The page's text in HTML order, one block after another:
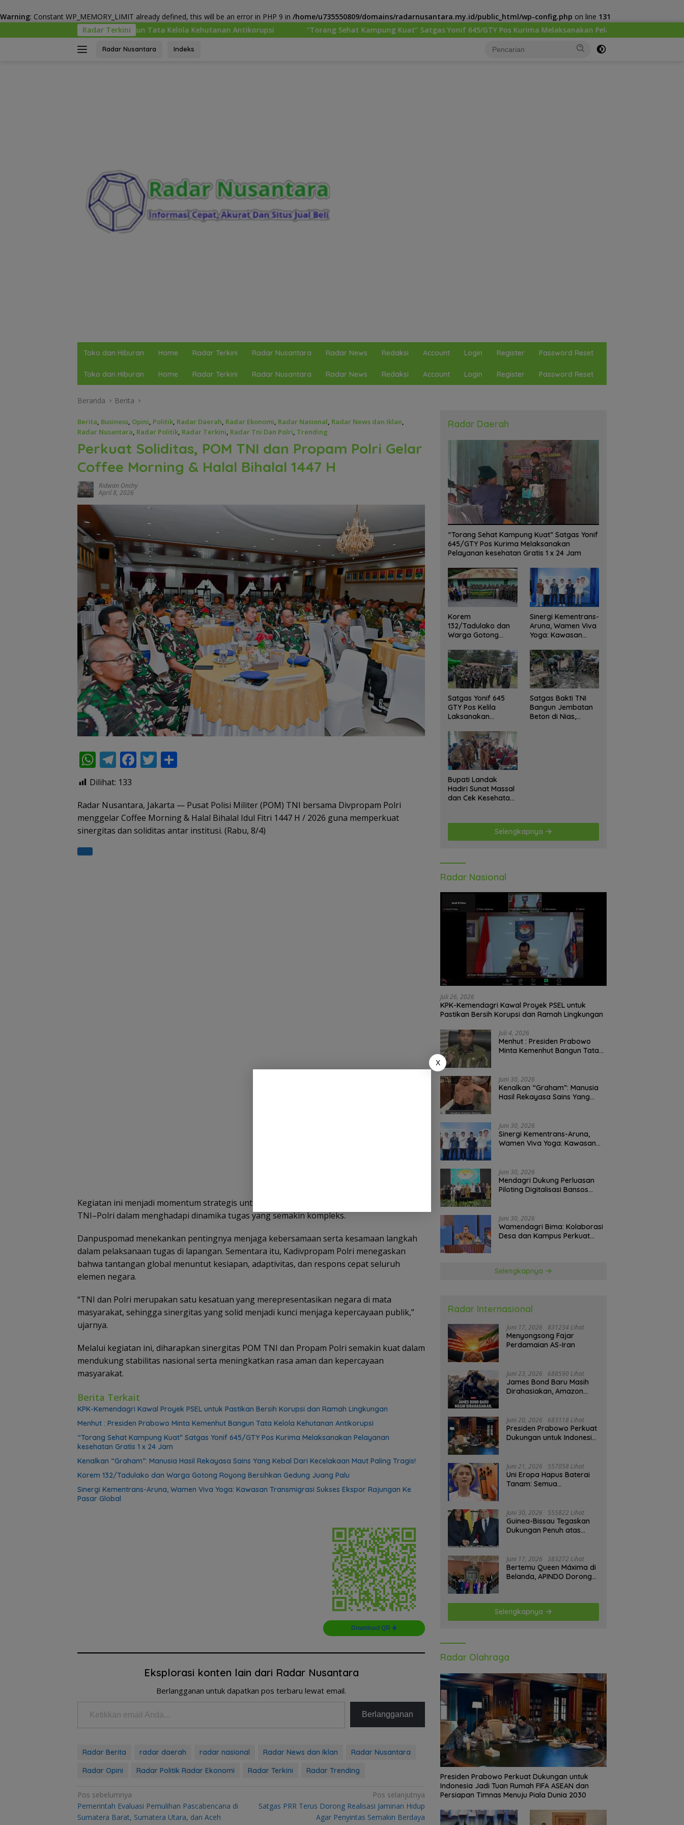
Warning: Constant WP_MEMORY_LIMIT already defined, this will be an error in PHP 9 in /home/u735550809/domains/radarnusantara.my.id/public_html/wp-config.php on line 131
ke
Radar Terkini
Bangun Tata Kelola Kehutanan Antikorupsi “Torang Sehat Kampung Kuat” Satgas Yonif 645/GTY Pos Kurima Melaksanakan Pelayanan kesehatan Gratis 1 x 24 Jam
Radar Nusantara Indeks
Toko dan Hiburan Home Radar Terkini Radar Nusantara Radar News Redaksi Account Login Register Password Reset
Toko dan Hiburan Home Radar Terkini Radar Nusantara Radar News Redaksi Account Login Register Password Reset
Beranda Berita
Berita, Business, Opini, Politik, Radar Daerah, Radar Ekonomi, Radar Nasional, Radar News dan Iklan,
Radar Nusantara, Radar Politik, Radar Terkini, Radar Tni Dan Polri, Trending
Perkuat Soliditas, POM TNI dan Propam Polri Gelar
Coffee Morning & Halal Bihalal 1447 H
Ridwan Onchy
April 8, 2026
W
h
at
s
A
p
T
el
e
gr
a
m
F
b
o
o
T
er e
Dilihat: 133
Radar Nusantara, Jakarta — Pusat Polisi Militer (POM) TNI bersama Divpropam Polri
menggelar Coffee Morning & Halal Bihalal Idul Fitri 1447 H / 2026 guna memperkuat
sinergitas dan soliditas antar institusi. (Rabu, 8/4)
Kegiatan ini menjadi momentum strategis untuk mempererat komunikasi dan koordinasi
TNI–Polri dalam menghadapi dinamika tugas yang semakin kompleks.
Danpuspomad menekankan pentingnya menjaga kebersamaan serta kesamaan langkah
dalam pelaksanaan tugas di lapangan. Sementara itu, Kadivpropam Polri menegaskan
bahwa tantangan global menuntut kesiapan, adaptivitas, dan respons cepat seluruh
elemen negara.
“TNI dan Polri merupakan satu kesatuan yang merepresentasikan negara di mata
masyarakat, sehingga sinergitas yang solid menjadi kunci menjaga kepercayaan publik,”
ujarnya.
Melalui kegiatan ini, diharapkan sinergitas POM TNI dan Propam Polri semakin kuat dalam
mendukung stabilitas nasional serta meningkatkan rasa aman dan kepercayaan
masyarakat.
Berita Terkait
KPK-Kemendagri Kawal Proyek PSEL untuk Pastikan Bersih Korupsi dan Ramah Lingkungan
Menhut : Presiden Prabowo Minta Kemenhut Bangun Tata Kelola Kehutanan Antikorupsi
“Torang Sehat Kampung Kuat” Satgas Yonif 645/GTY Pos Kurima Melaksanakan Pelayanan
kesehatan Gratis 1 x 24 Jam
Kenalkan “Graham”: Manusia Hasil Rekayasa Sains Yang Kebal Dari Kecelakaan Maut Paling Tragis!
Korem 132/Tadulako dan Warga Gotong Royong Bersihkan Gedung Juang Palu
Sinergi Kementrans-Aruna, Wamen Viva Yoga: Kawasan Transmigrasi Sukses Ekspor Rajungan Ke
Pasar Global
Download QR 🠋
Eksplorasi konten lain dari Radar Nusantara
Berlangganan untuk dapatkan pos terbaru lewat email.
Ketikkan email Anda...
Berlangganan
Radar Berita radar daerah radar nasional Radar News dan Iklan
Radar Nusantara
Radar Opini
Radar Politik Radar Ekonomi Radar Terkini Radar Trending
Navigasi
pos
Pos sebelumnya
Pemerintah Evaluasi Pemulihan Pascabencana di
Sumatera Barat, Sumatera Utara, dan Aceh
Pos selanjutnya
Satgas PRR Terus Dorong Realisasi Jaminan Hidup
Agar Penyintas Semakin Berdaya
Radar Daerah
“Torang Sehat Kampung Kuat” Satgas Yonif
645/GTY Pos Kurima Melaksanakan
Pelayanan kesehatan Gratis 1 x 24 Jam
Korem
132/Tadulako dan
Warga Gotong
Gedung Juang Palu
Sinergi Kementrans-
Aruna, Wamen Viva
Yoga: Kawasan
Sukses Ekspor
Rajungan Ke Pasar
Global
Satgas Yonif 645
GTY Pos Kelila
Laksanakan
Anjangsana
Ketempat Tokoh
Adat dan Lurah
Satgas Bakti TNI
Bangun Jembatan
Beton di Nias,
Bupati Landak
Hadiri Sunat Massal
dan Cek Kesehatan
Kegiatan
Selengkapnya
Radar Nasional
Juli 26, 2026
KPK-Kemendagri Kawal Proyek PSEL untuk
Pastikan Bersih Korupsi dan Ramah Lingkungan
Juli 4, 2026
Menhut : Presiden Prabowo
Minta Kemenhut Bangun Tata
Juni 30, 2026
Kenalkan “Graham”: Manusia
Hasil Rekayasa Sains Yang
Juni 30, 2026
Sinergi Kementrans-Aruna,
Wamen Viva Yoga: Kawasan
Juni 30, 2026
Mendagri Dukung Perluasan
Piloting Digitalisasi Bansos
Juni 30, 2026
Wamendagri Bima: Kolaborasi
Desa dan Kampus Perkuat
Selengkapnya
Radar Internasional
Juni 17, 2026 831234 Lihat
Menyongsong Fajar
Perdamaian AS-Iran
Juni 23, 2026 688590 Lihat
James Bond Baru Masih
Dirahasiakan, Amazon
Juni 20, 2026 683118 Lihat
Presiden Prabowo Perkuat
Dukungan untuk Indonesia
Timnas Menuju Piala Dunia
2030
Juni 21, 2026 557058 Lihat
Uni Eropa Hapus Baterai
Tanam: Semua
Juni 30, 2026 555822 Lihat
Guinea-Bissau Tegaskan
Dukungan Penuh atas
Juni 17, 2026 383272 Lihat
Bertemu Queen Máxima di
Belanda, APINDO Dorong
Selengkapnya
Radar Olahraga
Presiden Prabowo Perkuat Dukungan untuk
Indonesia Jadi Tuan Rumah FIFA ASEAN dan
Persiapan Timnas Menuju Piala Dunia 2030
X